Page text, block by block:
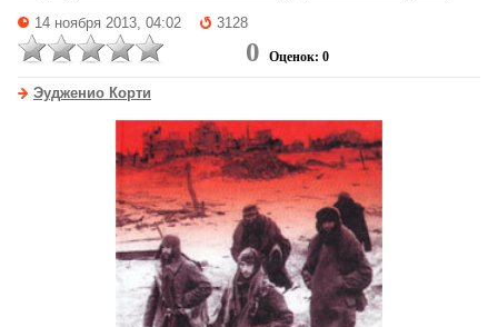
14 ноября 2013, 04:02 3128
0 Оценок: 0
Эудженио Корти